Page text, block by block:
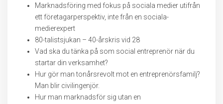
Marknadsföring med fokus på sociala medier utifrån
ett företagarperspektiv, inte från en sociala-
medierexpert
80-talistsjukan – 40-årskris vid 28
Vad ska du tänka på som social entreprenör när du
startar din verksamhet?
Hur gör man tonårsrevolt mot en entreprenörsfamilj?
Man blir civilingenjör.
Hur man marknadsför sig utan en